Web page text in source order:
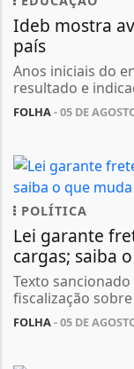
Ideb mostra
país
Anos iniciais do
resultado e
FOLHA- 05 DE
POLÍTICA
Lei garante
cargas; saiba
Texto
fiscalização
FOLHA- 05 DE